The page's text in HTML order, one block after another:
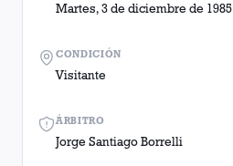
Martes, 3 de diciembre de 1985
ÁRBITRO
Jorge Santiago Borrelli
CONDICIÓN
Visitante